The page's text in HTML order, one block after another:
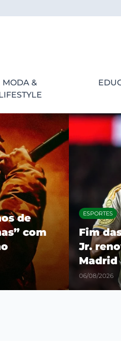
MODA &
de
com
ESPORTES
Fim
Jr.
Madrid
06/08/2026